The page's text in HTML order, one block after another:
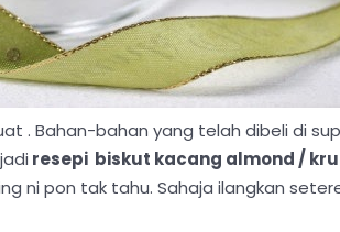
. Bahan-bahan yang telah dibeli di
resepi biskut kacang almond /
ni pon tak tahu. Sahaja ilangkan